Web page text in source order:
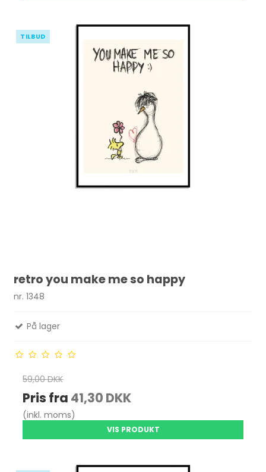
TILBUD
retro you make me so happy
nr. 1348
På lager
59,00 DKK
Pris fra 41,30 DKK
(inkl. moms)
VIS PRODUKT